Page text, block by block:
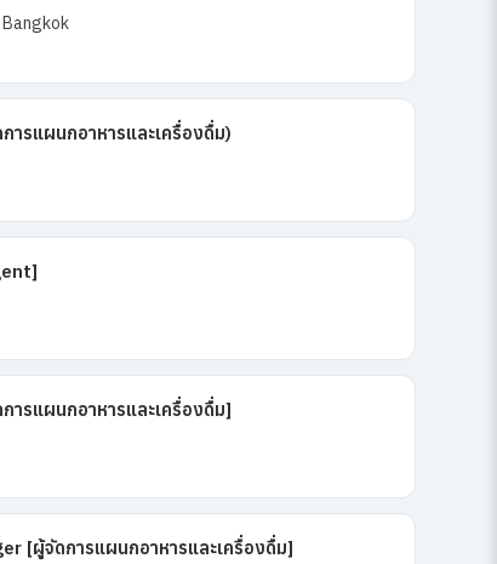
รแผนกอาหารและเครื่องดื่ม)
รแผนกอาหารและเครื่องดื่ม]
[ผู้จัดการแผนกอาหารและเครื่องดื่ม]